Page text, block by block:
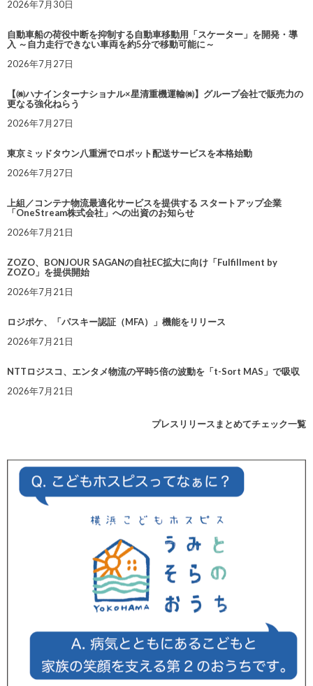
2026年7月30日
自動車船の荷役中断を抑制する自動車移動用「スケーター」を開発・導
入 ～自力走行できない車両を約5分で移動可能に～
2026年7月27日
【㈱ハナインターナショナル×星清重機運輸㈱】グループ会社で販売力の
更なる強化ねらう
2026年7月27日
東京ミッドタウン八重洲でロボット配送サービスを本格始動
2026年7月27日
上組／コンテナ物流最適化サービスを提供する スタートアップ企業
「OneStream株式会社」への出資のお知らせ
2026年7月21日
ZOZO、BONJOUR SAGANの自社EC拡大に向け「Fulfillment by
ZOZO」を提供開始
2026年7月21日
ロジポケ、「パスキー認証（MFA）」機能をリリース
2026年7月21日
NTTロジスコ、エンタメ物流の平時5倍の波動を「t-Sort MAS」で吸収
2026年7月21日
プレスリリースまとめてチェック一覧